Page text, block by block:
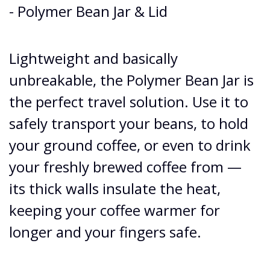
- Polymer Bean Jar & Lid
Lightweight and basically
unbreakable, the Polymer Bean Jar is
the perfect travel solution. Use it to
safely transport your beans, to hold
your ground coffee, or even to drink
your freshly brewed coffee from —
its thick walls insulate the heat,
keeping your coffee warmer for
longer and your fingers safe.